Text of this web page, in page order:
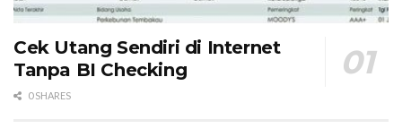
Cek Utang Sendiri di Internet
Tanpa BI Checking
0 SHARES